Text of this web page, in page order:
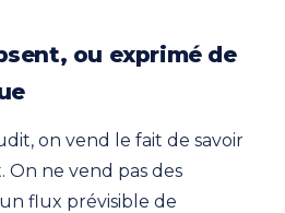
ou exprimé de
on vend le fait de savoir
ne vend pas des
flux prévisible de